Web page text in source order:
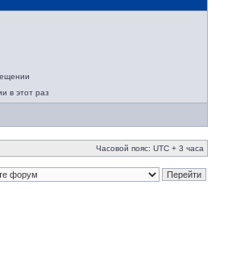
в этот раз
Часовой пояс: UTC + 3 часа